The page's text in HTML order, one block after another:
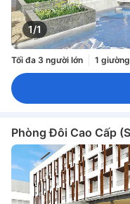
1/1
Tối đa 3 người lớn 1
Phòng Đôi Cao Cấp